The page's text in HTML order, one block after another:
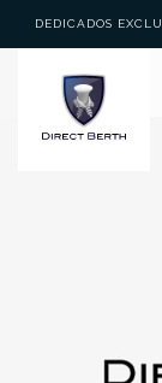
DEDICADOS